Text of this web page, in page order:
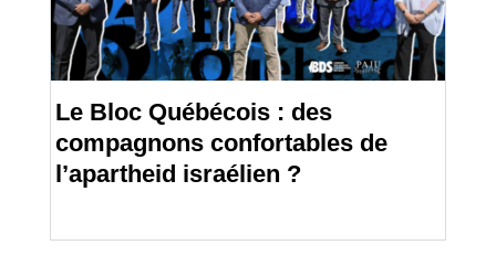
Le Bloc Québécois : des
compagnons confortables de
l’apartheid israélien ?